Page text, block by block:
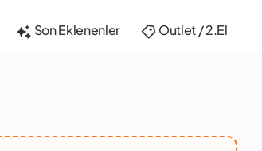
Son Eklenenler Outlet / 2.El